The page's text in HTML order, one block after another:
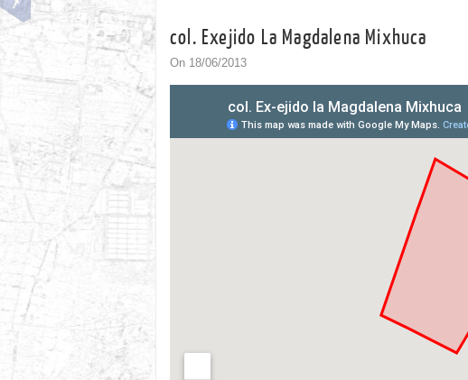
col. Exejido La Magdalena Mixhuca
On 18/06/2013